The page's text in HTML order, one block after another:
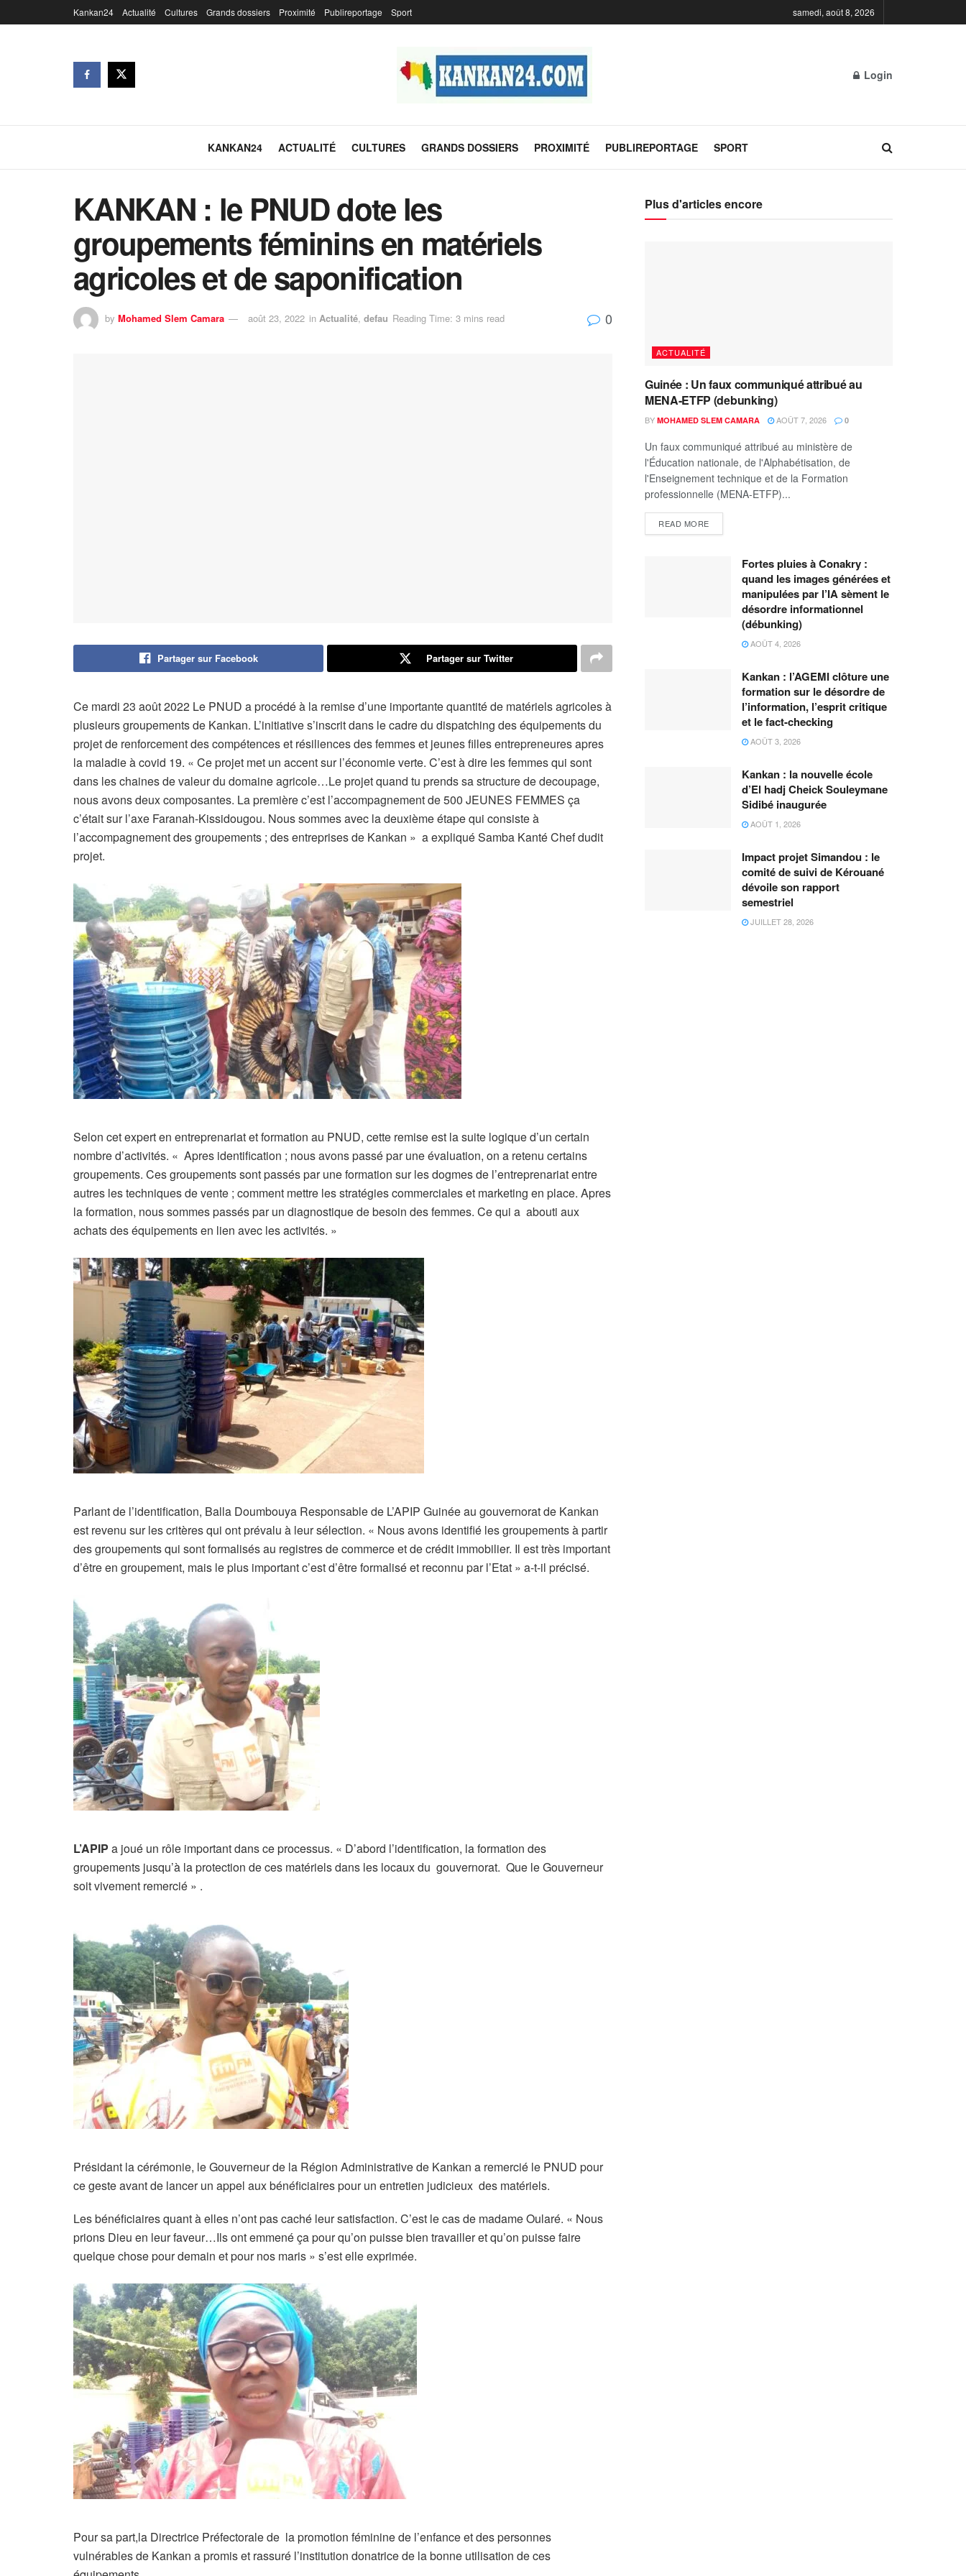
Kankan24 Actualité Cultures Grands dossiers Proximité Publireportage Sport samedi, août 8, 2026
Login
KANKAN24 ACTUALITÉ CULTURES GRANDS DOSSIERS PROXIMITÉ PUBLIREPORTAGE SPORT
KANKAN : le PNUD dote les
groupements féminins en matériels
agricoles et de saponification
by Mohamed Slem Camara août 23, 2022 in Actualité, defau Reading Time: 3 mins read 0
Partager sur Facebook Partager sur Twitter
Ce mardi 23 août 2022 Le PNUD a procédé à la remise d’une importante quantité de matériels agricoles à
plusieurs groupements de Kankan. L’initiative s’inscrit dans le cadre du dispatching des équipements du
projet de renforcement des compétences et résiliences des femmes et jeunes filles entrepreneures apres
la maladie à covid 19. « Ce projet met un accent sur l’économie verte. C’est à dire les femmes qui sont
dans les chaines de valeur du domaine agricole…Le projet quand tu prends sa structure de decoupage,
nous avons deux composantes. La première c’est l’accompagnement de 500 JEUNES FEMMES ça
c’était sur l’axe Faranah-Kissidougou. Nous sommes avec la deuxième étape qui consiste à
l’accompagnement des groupements ; des entreprises de Kankan » a expliqué Samba Kanté Chef dudit
projet.
Selon cet expert en entreprenariat et formation au PNUD, cette remise est la suite logique d’un certain
nombre d’activités. « Apres identification ; nous avons passé par une évaluation, on a retenu certains
groupements. Ces groupements sont passés par une formation sur les dogmes de l’entreprenariat entre
autres les techniques de vente ; comment mettre les stratégies commerciales et marketing en place. Apres
la formation, nous sommes passés par un diagnostique de besoin des femmes. Ce qui a abouti aux
achats des équipements en lien avec les activités. »
Parlant de l’identification, Balla Doumbouya Responsable de L’APIP Guinée au gouvernorat de Kankan
est revenu sur les critères qui ont prévalu à leur sélection. « Nous avons identifié les groupements à partir
des groupements qui sont formalisés au registres de commerce et de crédit immobilier. Il est très important
d’être en groupement, mais le plus important c’est d’être formalisé et reconnu par l’Etat » a-t-il précisé.
L’APIP a joué un rôle important dans ce processus. « D’abord l’identification, la formation des
groupements jusqu’à la protection de ces matériels dans les locaux du gouvernorat. Que le Gouverneur
soit vivement remercié » .
Présidant la cérémonie, le Gouverneur de la Région Administrative de Kankan a remercié le PNUD pour
ce geste avant de lancer un appel aux bénéficiaires pour un entretien judicieux des matériels.
Les bénéficiaires quant à elles n’ont pas caché leur satisfaction. C’est le cas de madame Oularé. « Nous
prions Dieu en leur faveur…Ils ont emmené ça pour qu’on puisse bien travailler et qu’on puisse faire
quelque chose pour demain et pour nos maris » s’est elle exprimée.
Pour sa part,la Directrice Préfectorale de la promotion féminine de l’enfance et des personnes
vulnérables de Kankan a promis et rassuré l’institution donatrice de la bonne utilisation de ces
Plus d'articles encore
ACTUALITÉ
Guinée : Un faux communiqué attribué au
MENA-ETFP (debunking)
BY MOHAMED SLEM CAMARA AOÛT 7, 2026 0
Un faux communiqué attribué au ministère de
l'Éducation nationale, de l'Alphabétisation, de
l'Enseignement technique et de la Formation
professionnelle (MENA-ETFP)...
READ MORE
Fortes pluies à Conakry :
quand les images générées et
manipulées par l’IA sèment le
désordre informationnel
(débunking)
AOÛT 4, 2026
Kankan : l’AGEMI clôture une
formation sur le désordre de
l’information, l’esprit critique
et le fact-checking
AOÛT 3, 2026
Kankan : la nouvelle école
d’El hadj Cheick Souleymane
Sidibé inaugurée
AOÛT 1, 2026
Impact projet Simandou : le
comité de suivi de Kérouané
dévoile son rapport
semestriel
JUILLET 28, 2026